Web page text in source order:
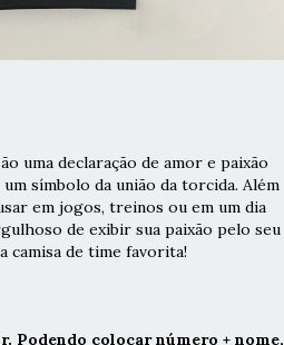
uma declaração de amor e paixão
símbolo da união da torcida. Além
em jogos, treinos ou em um dia
de exibir sua paixão pelo seu
camisa de time favorita!
Podendo colocar número + nome,